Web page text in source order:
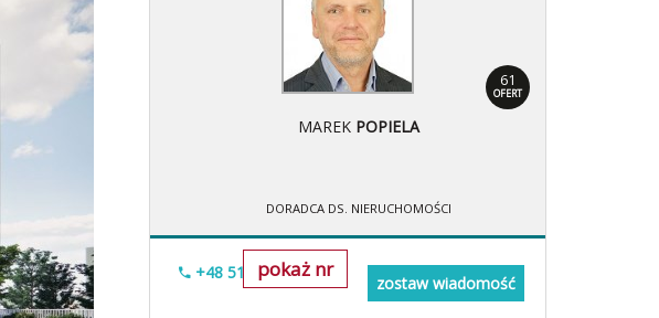
61
OFERT
MAREK POPIELA
DORADCA DS. NIERUCHOMOŚCI
pokaż nr
+48 518-967-677
zostaw wiadomość